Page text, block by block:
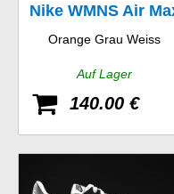
Nike WMNS Air
90
Orange Grau Weiss
Auf Lager
140.00 €